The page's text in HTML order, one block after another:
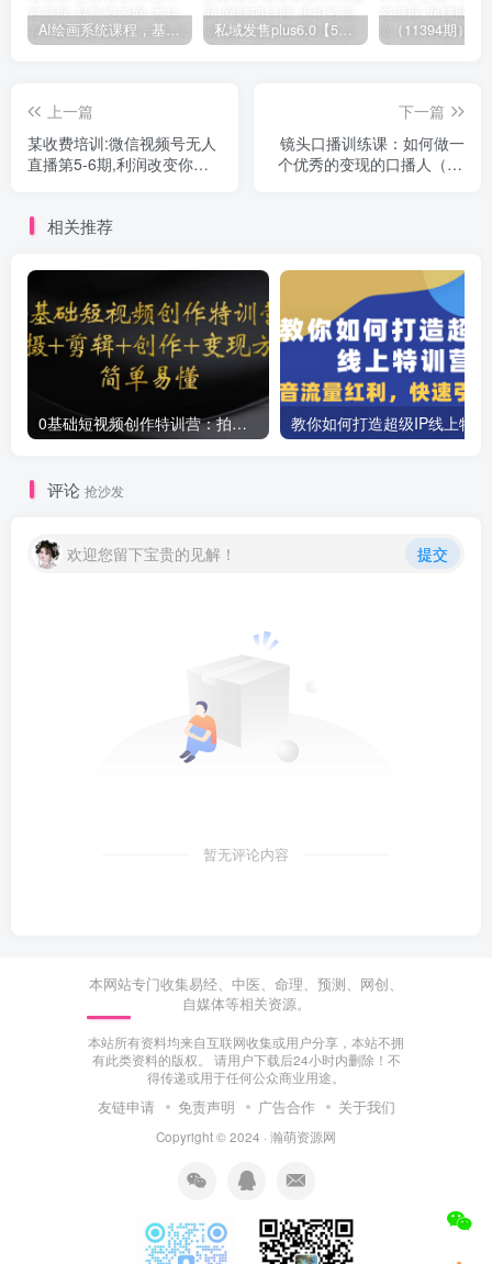
AI绘画系统课程，基础入门-实战案例-商业应用 私域发售plus6.0【5月份线下课录音】/全域套装sop流程包，社群发售工具套装模型
上一篇
某收费培训:微信视频号无人
直播第5-6期,利润改变你的
下一篇
镜头口播训练课：如何做一
个优秀的变现的口播人（34
相关推荐
0基础短视频创作特训营：拍摄+剪辑+创作+变现方法
评论 抢沙发
欢迎您留下宝贵的见解！ 提交
暂无评论内容
本网站专门收集易经、中医、命理、预测、网创、
自媒体等相关资源。
本站所有资料均来自互联网收集或用户分享，本站不拥
有此类资料的版权。 请用户下载后24小时内删除！不
得传递或用于任何公众商业用途。
友链申请 免责声明 广告合作 关于我们
Copyright © 2024 · 瀚萌资源网